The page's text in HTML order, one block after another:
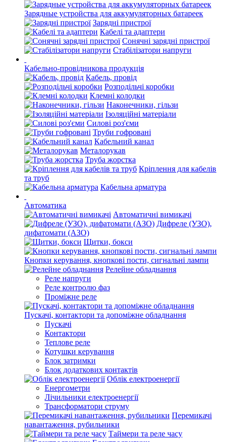
Зарядные устройства для аккумуляторных батареек
Зарядні пристрої
Кабелі та адаптери
Сонячні зарядні пристрої
Стабілізатори напруги
Кабельно-провідникова продукція
Кабель, провід
Розподільчі коробки
Клемні колодки
Наконечники, гільзи
Ізоляційні матеріали
Силові роз'єми
Труби гофровані
Кабельний канал
Металорукав
Труба жорстка
Кріплення для кабелів
та труб
Кабельна арматура
Автоматика
Автоматичні вимикачі
Дифреле (УЗО),
дифатомати (АЗО)
Щитки, бокси
Кнопки керування, кнопкові пости, сигнальні лампи
Релейне обладнання
Реле напруги
Реле контролю фаз
Проміжне реле
Пускачі, контактори та допоміжне обладнання
Пускачі
Контактори
Теплове реле
Котушки керування
Блок затримки
Блок додаткових контактів
Облік електроенергії
Енергометри
Лічильники електроенергії
Трансформатори струму
Перемикачі
навантаження, рубильники
Таймери та реле часу